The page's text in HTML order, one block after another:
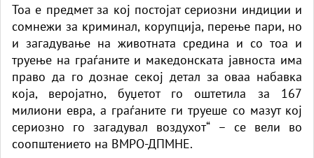
Тоа е предмет за кој постојат сериозни индиции и
сомнежи за криминал, корупција, перење пари, но
и загадување на животната средина и со тоа и
труење на граѓаните и македонската јавноста има
право да го дознае секој детал за оваа набавка
која, веројатно, буџетот го оштетила за 167
милиони евра, а граѓаните ги труеше со мазут кој
сериозно го загадувал воздухот“ – се вели во
соопштението на ВМРО-ДПМНЕ.